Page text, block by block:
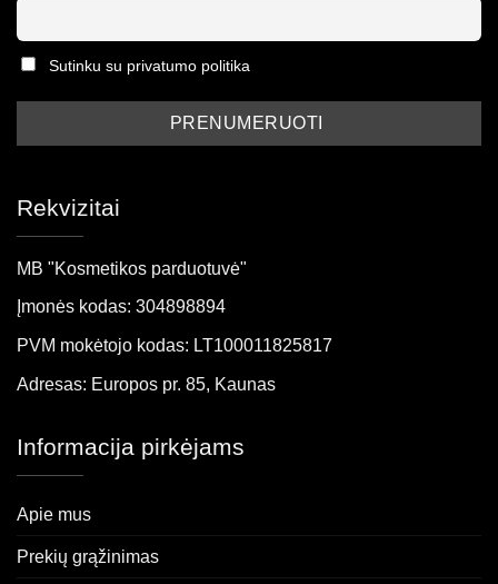
Sutinku su privatumo politika
Rekvizitai
MB "Kosmetikos parduotuvė"
Įmonės kodas: 304898894
PVM mokėtojo kodas: LT100011825817
Adresas: Europos pr. 85, Kaunas
Informacija pirkėjams
Apie mus
Prekių grąžinimas